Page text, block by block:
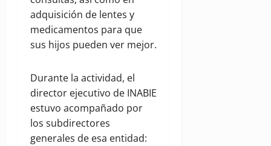
adquisición de lentes y
medicamentos para que
sus hijos pueden ver mejor.
Durante la actividad, el
director ejecutivo de INABIE
estuvo acompañado por
los subdirectores
generales de esa entidad: